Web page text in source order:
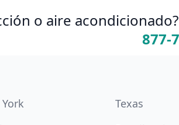
o aire
877-
Texas